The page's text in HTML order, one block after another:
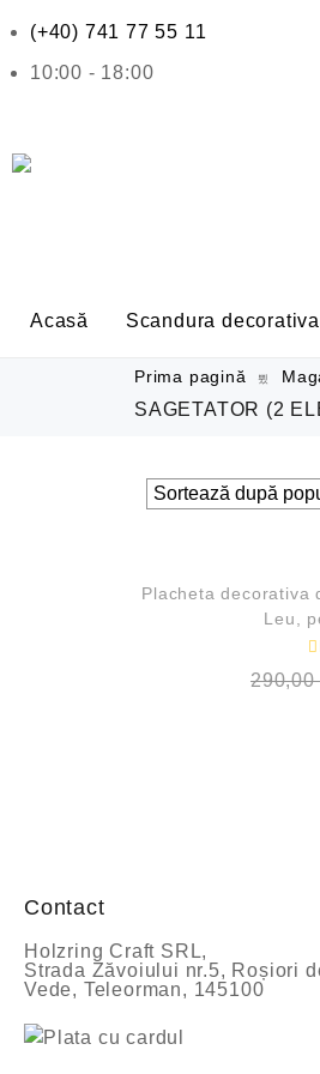
(+40) 741 77 55 11
10:00 - 18:00
Acasă Scandura decorativa
Prima pagină
SAGETATOR (2
REDUCERI!
Placheta decorativa
Leu,
E
v
290,00
Contact
Holzring Craft SRL,
Strada Zăvoiului nr.5, Roșiori
Vede, Teleorman, 145100